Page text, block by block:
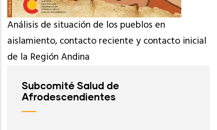
Análisis de situación de los pueblos en
aislamiento, contacto reciente y contacto inicial
de la Región Andina
Subcomité Salud de
Afrodescendientes